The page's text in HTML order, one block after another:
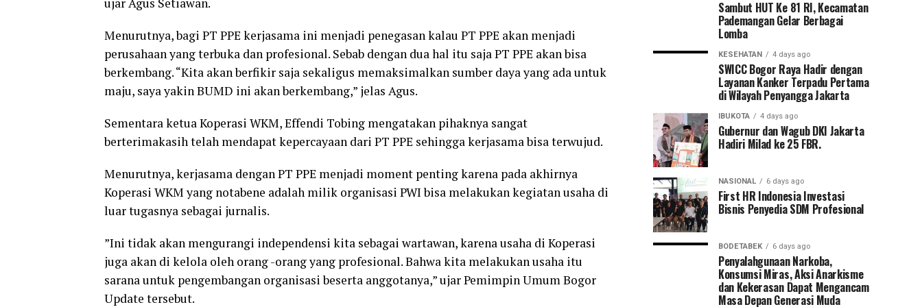
Menurutnya, bagi PT PPE kerjasama ini menjadi penegasan kalau PT PPE akan menjadi
perusahaan yang terbuka dan profesional. Sebab dengan dua hal itu saja PT PPE akan bisa
berkembang. “Kita akan berfikir saja sekaligus memaksimalkan sumber daya yang ada untuk
maju, saya yakin BUMD ini akan berkembang,” jelas Agus.
Sementara ketua Koperasi WKM, Effendi Tobing mengatakan pihaknya sangat
berterimakasih telah mendapat kepercayaan dari PT PPE sehingga kerjasama bisa terwujud.
Menurutnya, kerjasama dengan PT PPE menjadi moment penting karena pada akhirnya
Koperasi WKM yang notabene adalah milik organisasi PWI bisa melakukan kegiatan usaha di
luar tugasnya sebagai jurnalis.
”Ini tidak akan mengurangi independensi kita sebagai wartawan, karena usaha di Koperasi
juga akan di kelola oleh orang -orang yang profesional. Bahwa kita melakukan usaha itu
sarana untuk pengembangan organisasi beserta anggotanya,” ujar Pemimpin Umum Bogor
Update tersebut.
Sambut HUT Ke 81 RI, Kecamatan
Pademangan Gelar Berbagai
Lomba
KESEHATAN 4 days ago
SWICC Bogor Raya Hadir dengan
Layanan Kanker Terpadu Pertama
di Wilayah Penyangga Jakarta
IBUKOTA 4 days ago
Gubernur dan Wagub DKI Jakarta
Hadiri Milad ke 25 FBR.
NASIONAL 6 days ago
First HR Indonesia Investasi
Bisnis Penyedia SDM Profesional
BODETABEK 6 days ago
Penyalahgunaan Narkoba,
Konsumsi Miras, Aksi Anarkisme
dan Kekerasan Dapat Mengancam
Masa Depan Generasi Muda